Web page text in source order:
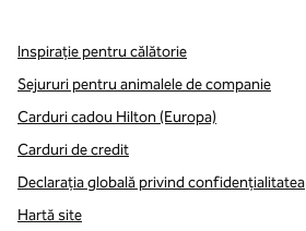
Inspirație pentru călătorie
Sejururi pentru animalele de companie
Carduri cadou Hilton (Europa)
Carduri de credit
Declarația globală privind confidenţialitatea
Hartă site